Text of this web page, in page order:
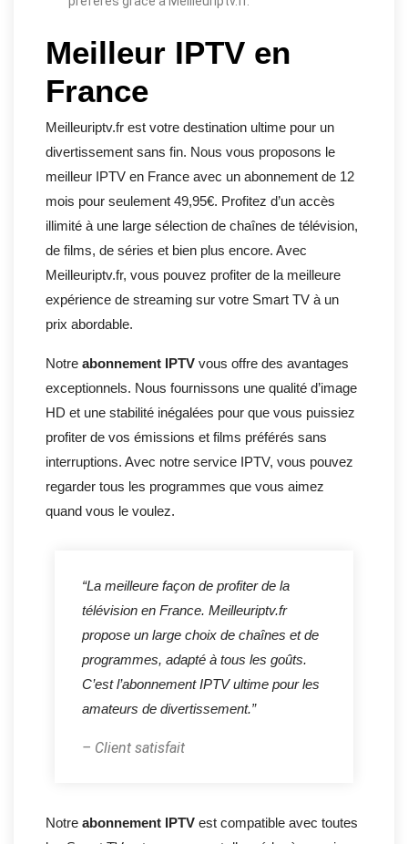
Meilleur IPTV en
France
Meilleuriptv.fr est votre destination ultime pour un
divertissement sans fin. Nous vous proposons le
meilleur IPTV en France avec un abonnement de 12
mois pour seulement 49,95€. Profitez d’un accès
illimité à une large sélection de chaînes de télévision,
de films, de séries et bien plus encore. Avec
Meilleuriptv.fr, vous pouvez profiter de la meilleure
expérience de streaming sur votre Smart TV à un
prix abordable.
Notre abonnement IPTV vous offre des avantages
exceptionnels. Nous fournissons une qualité d’image
HD et une stabilité inégalées pour que vous puissiez
profiter de vos émissions et films préférés sans
interruptions. Avec notre service IPTV, vous pouvez
regarder tous les programmes que vous aimez
quand vous le voulez.
“La meilleure façon de profiter de la
télévision en France. Meilleuriptv.fr
propose un large choix de chaînes et de
programmes, adapté à tous les goûts.
C’est l’abonnement IPTV ultime pour les
amateurs de divertissement.”
– Client satisfait
Notre abonnement IPTV est compatible avec toutes